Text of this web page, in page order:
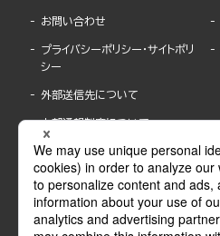
お問い合わせ
プライバシーポリシー・サイトポリ
シー
外部送信先について
内部通報制度について